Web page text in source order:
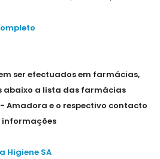
ser efectuados em farmácias,
abaixo a lista das farmácias
Amadora e o respectivo contacto
informações
Higiene SA